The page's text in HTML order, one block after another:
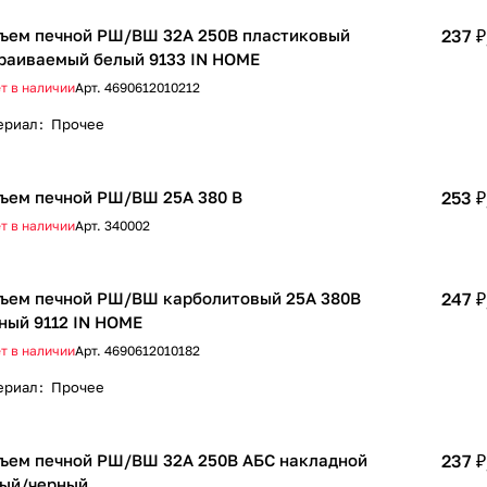
печной РШ/ВШ 32А 250В пластиковый
белый 9133 IN HOME
в наличииАрт. 4690612010212
237
: Прочее
печной РШ/ВШ 25А 380 В
в наличииАрт. 340002
253
печной РШ/ВШ карболитовый 25А 380В
9112 IN HOME
в наличииАрт. 4690612010182
247
: Прочее
печной РШ/ВШ 32А 250В АБС накладной
237